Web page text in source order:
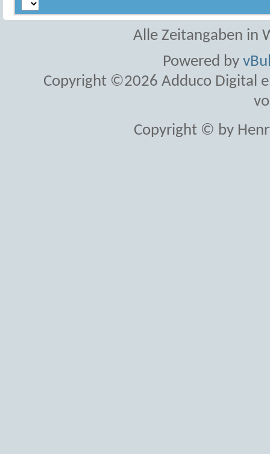
Alle Zeitangaben in
Powered by
Copyright ©2026 Adduco Digital
Copyright © by